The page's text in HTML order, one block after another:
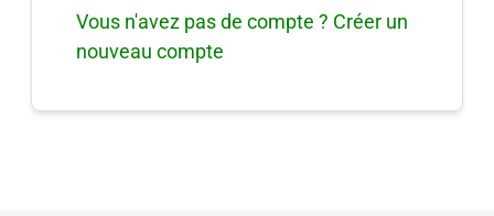
Vous n'avez pas de compte ? Créer un
nouveau compte